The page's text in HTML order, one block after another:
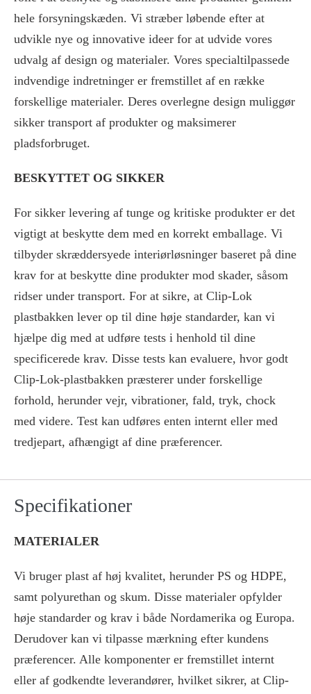
hele forsyningskæden. Vi stræber løbende efter at
udvikle nye og innovative ideer for at udvide vores
udvalg af design og materialer. Vores specialtilpassede
indvendige indretninger er fremstillet af en række
forskellige materialer. Deres overlegne design muliggør
sikker transport af produkter og maksimerer
pladsforbruget.
BESKYTTET OG SIKKER
For sikker levering af tunge og kritiske produkter er det
vigtigt at beskytte dem med en korrekt emballage. Vi
tilbyder skræddersyede interiørløsninger baseret på dine
krav for at beskytte dine produkter mod skader, såsom
ridser under transport. For at sikre, at Clip-Lok
plastbakken lever op til dine høje standarder, kan vi
hjælpe dig med at udføre tests i henhold til dine
specificerede krav. Disse tests kan evaluere, hvor godt
Clip-Lok-plastbakken præsterer under forskellige
forhold, herunder vejr, vibrationer, fald, tryk, chock
med videre. Test kan udføres enten internt eller med
tredjepart, afhængigt af dine præferencer.
Specifikationer
MATERIALER
Vi bruger plast af høj kvalitet, herunder PS og HDPE,
samt polyurethan og skum. Disse materialer opfylder
høje standarder og krav i både Nordamerika og Europa.
Derudover kan vi tilpasse mærkning efter kundens
præferencer. Alle komponenter er fremstillet internt
eller af godkendte leverandører, hvilket sikrer, at Clip-